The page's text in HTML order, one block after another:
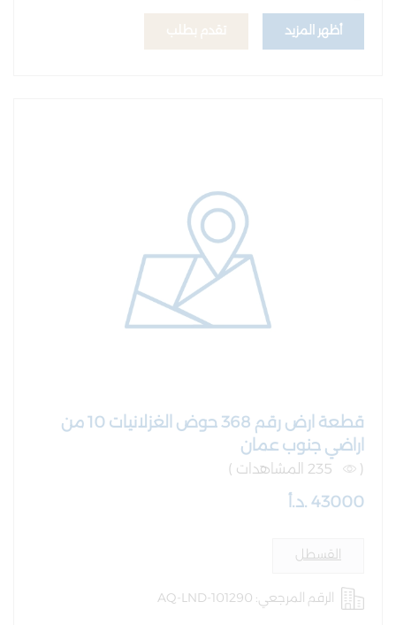
أظهر المزيد
قطعة ارض رقم 368 حوض الغزلانيات 10 من
اراضي جنوب عمان
(
43000 .د.أ
القسطل
الرقم المرجعي: AQ-LND-101290